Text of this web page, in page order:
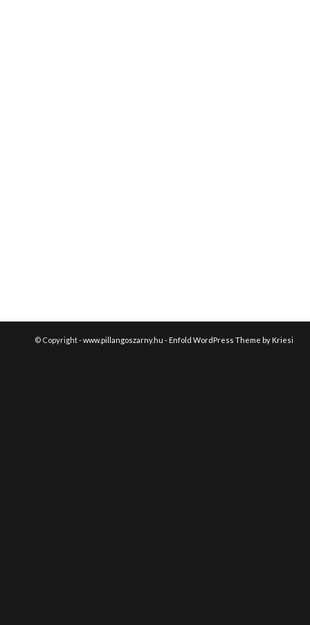
© Copyright -www.pillangoszarny.hu - Enfold WordPress Theme by Kriesi